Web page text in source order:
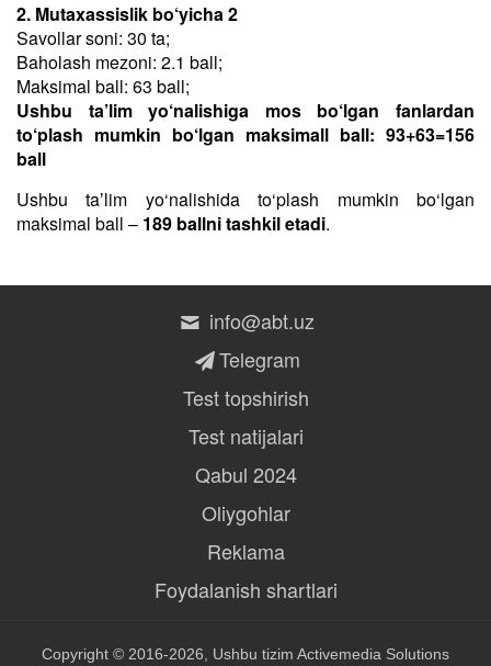
2. Mutaxassislik bo‘yicha 2
Savollar soni: 30 ta;
Baholash mezoni: 2.1 ball;
Maksimal ball: 63 ball;
Ushbu ta’lim yo‘nalishiga mos bo‘lgan fanlardan
to‘plash mumkin bo‘lgan maksimall ball: 93+63=156
ball
Ushbu taʼlim yo‘nalishida to‘plash mumkin bo‘lgan
maksimal ball – 189 ballni tashkil etadi.
info@abt.uz
Telegram
Test topshirish
Test natijalari
Qabul 2024
Oliygohlar
Reklama
Foydalanish shartlari
Copyright © 2016-2026, Ushbu tizim Activemedia Solutions